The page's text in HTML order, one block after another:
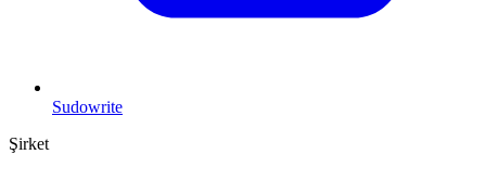
Sudowrite
Şirket